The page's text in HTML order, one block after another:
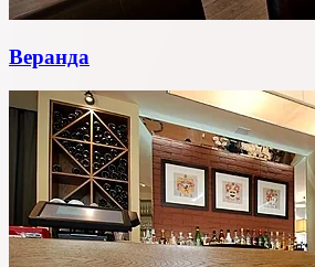
Веранда